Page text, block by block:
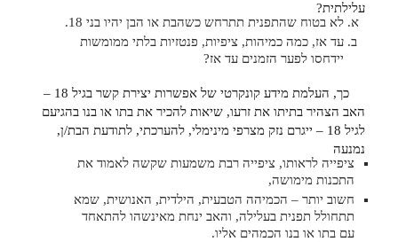
עלילתית?
לא בטוח שהתפנית תתרחש כשהבת או הבן יהיו בני 18.
עד אז, כמה כמיהות, ציפיות, פנטזיות בלתי ממומשות
יידחסו לפער הזמנים עד אז?
כך, העלמת מידע קונקרטי של אפשרות יצירת קשר בגיל 18 –
האב הצהיר בתיתו את זרעו, שיאות להכיר את בתו או בנו בהגיעם
לגיל 18 – ייגרם נזק מצרפי מינימלי, להערכתי, לתודעת הבת/ן,
נמנעה
ציפייה לראותו, ציפייה רבת משמעות שקשה לאמוד את
התכנות מימושה,
חשוב יותר – הכמיהה הטבעית, הילדית, האנושית, שמא
תתחולל תפנית בעלילה, והאב ינחת מאינשהו להתאחד
עם בתו או בנו הכמהים אליו.